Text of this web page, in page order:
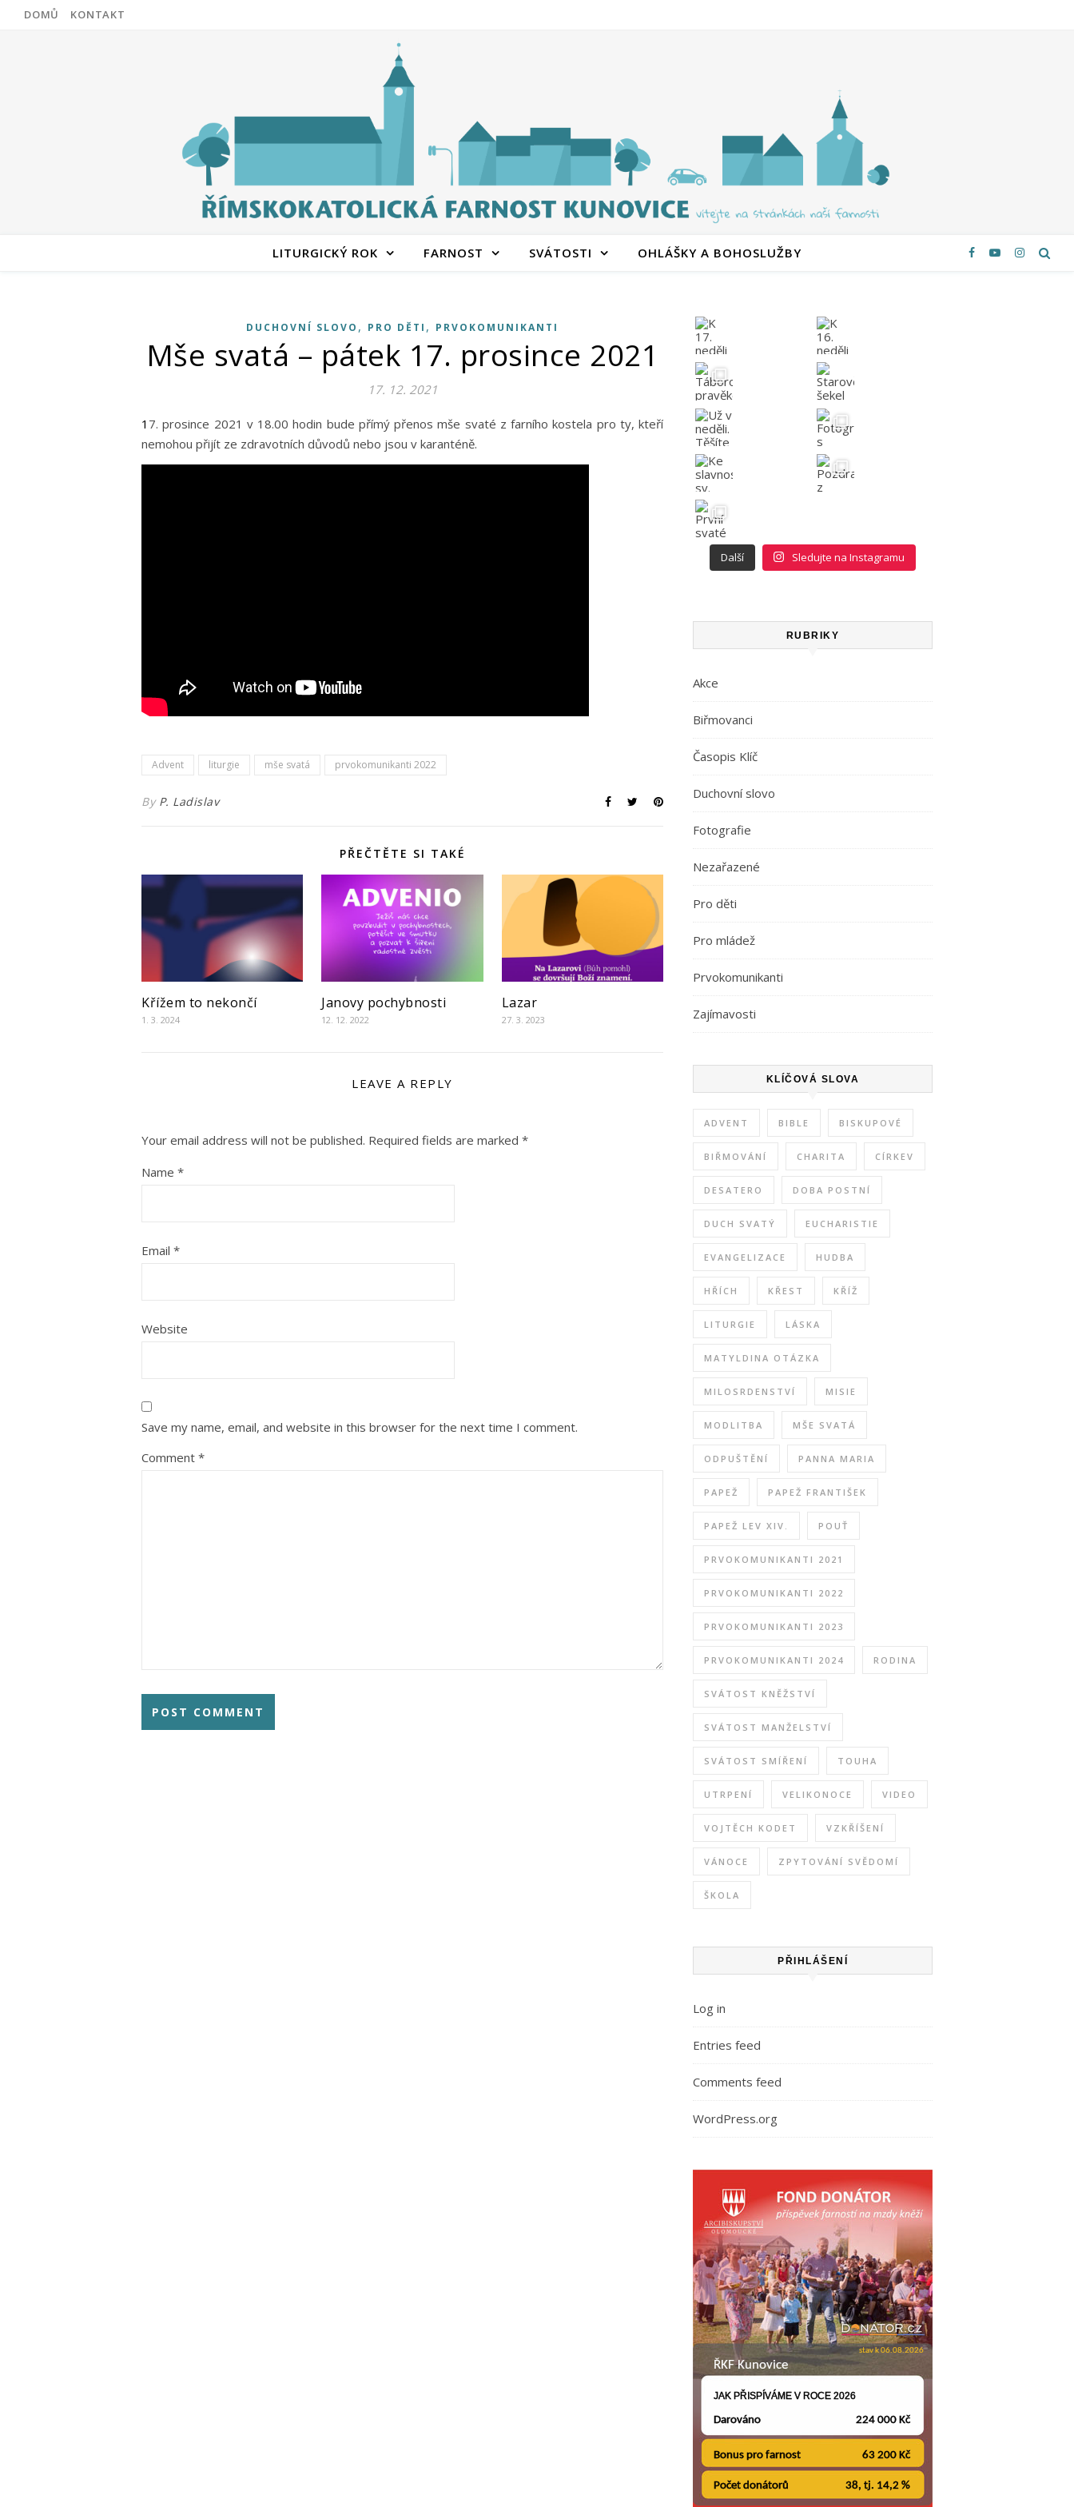
DOMŮ KONTAKT
LITURGICKÝ ROK FARNOST SVÁTOSTI OHLÁŠKY A BOHOSLUŽBY
DUCHOVNÍ SLOVO , PRO DĚTI , PRVOKOMUNIKANTI
Mše svatá – pátek 17. prosince 2021
17. 12. 2021
17. prosince 2021 v 18.00 hodin bude přímý přenos mše svaté z farního kostela pro ty, kteří
nemohou přijít ze zdravotních důvodů nebo jsou v karanténě.
Advent liturgie mše svatá prvokomunikanti 2022
By P. Ladislav
PŘEČTĚTE SI TAKÉ
Křížem to nekončí
1. 3. 2024
Janovy pochybnosti
12. 12. 2022
Lazar
27. 3. 2023
LEAVE A REPLY
Your email address will not be published. Required fields are marked *
Name *
Email *
Website
Save my name, email, and website in this browser for the next time I comment.
Comment *
Další Sledujte na Instagramu
RUBRIKY
Akce
Biřmovanci
Časopis Klíč
Duchovní slovo
Fotografie
Nezařazené
Pro děti
Pro mládež
Prvokomunikanti
Zajímavosti
KLÍČOVÁ SLOVA
ADVENT BIBLE BISKUPOVÉ
BIŘMOVÁNÍ CHARITA CÍRKEV
DESATERO DOBA POSTNÍ
DUCH SVATÝ EUCHARISTIE
EVANGELIZACE HUDBA
HŘÍCH KŘEST KŘÍŽ
LITURGIE LÁSKA
MATYLDINA OTÁZKA
MILOSRDENSTVÍ MISIE
MODLITBA MŠE SVATÁ
ODPUŠTĚNÍ PANNA MARIA
PAPEŽ PAPEŽ FRANTIŠEK
PAPEŽ LEV XIV. POUŤ
PRVOKOMUNIKANTI 2021
PRVOKOMUNIKANTI 2022
PRVOKOMUNIKANTI 2023
PRVOKOMUNIKANTI 2024 RODINA
SVÁTOST KNĚŽSTVÍ
SVÁTOST MANŽELSTVÍ
SVÁTOST SMÍŘENÍ TOUHA
UTRPENÍ VELIKONOCE VIDEO
VOJTĚCH KODET VZKŘÍŠENÍ
VÁNOCE ZPYTOVÁNÍ SVĚDOMÍ
ŠKOLA
PŘIHLÁŠENÍ
Log in
Entries feed
Comments feed
WordPress.org